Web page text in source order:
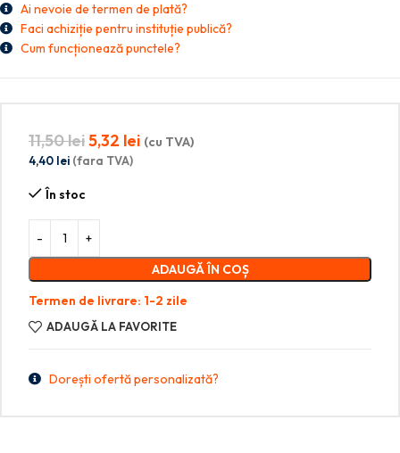
Ai nevoie de termen de plată?
Faci achiziție pentru instituție publică?
Cum funcționează punctele?
11,50lei5,32 lei (cu TVA)
4,40 lei (fara TVA)
În stoc
ADAUGĂ ÎN COȘ
Termen de livrare: 1-2 zile
ADAUGĂ LA FAVORITE
Dorești ofertă personalizată?